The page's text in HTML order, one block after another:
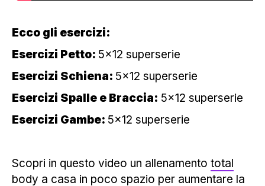
Ecco gli esercizi:
Esercizi Petto: 5×12 superserie
Esercizi Schiena: 5×12 superserie
Esercizi Spalle e Braccia: 5×12 superserie
Esercizi Gambe: 5×12 superserie
Scopri in questo video un allenamento total
body a casa in poco spazio per aumentare la